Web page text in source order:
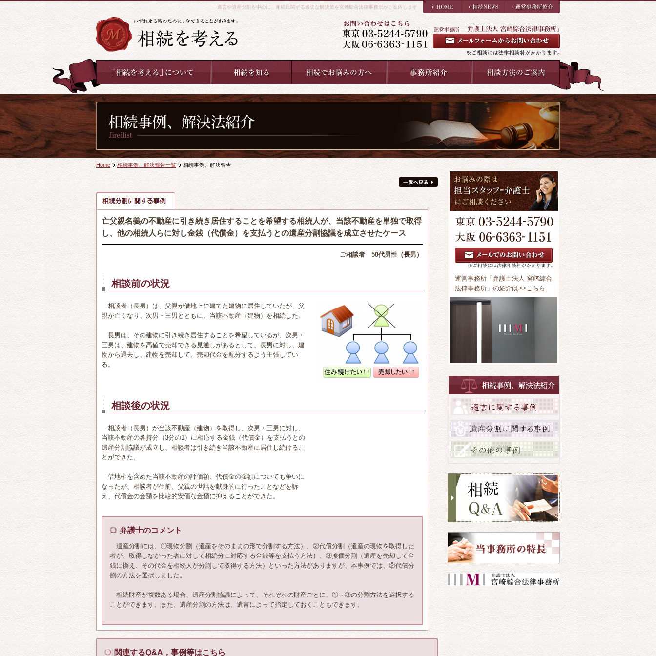
遺言や遺産分割を中心に、相続に関する適切な解決策を宮﨑綜合法律事務所がご案内します
Home 相続事例、解決報告一覧 相続事例、解決報告
亡父親名義の不動産に引き続き居住することを希望する相続人が、当該不動産を単独で取得
し、他の相続人らに対し金銭（代償金）を支払うとの遺産分割協議を成立させたケース
ご相談者 50代男性（長男）
相談前の状況
相談者（長男）は、父親が借地上に建てた建物に居住していたが、父
親が亡くなり、次男・三男とともに、当該不動産（建物）を相続した。
長男は、その建物に引き続き居住することを希望しているが、次男・
三男は、建物を高値で売却できる見通しがあるとして、長男に対し、建
物から退去し、建物を売却して、売却代金を配分するよう主張してい
る。
相談後の状況
相談者（長男）が当該不動産（建物）を取得し、次男・三男に対し、
当該不動産の各持分（3分の1）に相応する金銭（代償金）を支払うとの
遺産分割協議が成立し、相談者は引き続き当該不動産に居住し続けるこ
とができた。
借地権を含めた当該不動産の評価額、代償金の金額についても争いに
なったが、相談者が生前、父親の世話を献身的に行ったことなどを訴
え、代償金の金額を比較的安価な金額に抑えることができた。
弁護士のコメント
遺産分割には、①現物分割（遺産をそのままの形で分割する方法）、②代償分割（遺産の現物を取得した
者が、取得しなかった者に対して相続分に対応する金銭等を支払う方法）、③換価分割（遺産を売却して金
銭に換え、その代金を相続人が分割して取得する方法）といった方法がありますが、本事例では、②代償分
割の方法を選択しました。
相続財産が複数ある場合、遺産分割協議によって、それぞれの財産ごとに、①～③の分割方法を選択する
ことができます。また、遺産分割の方法は、遺言によって指定しておくこともできます。
関連するQ&A，事例等はこちら
運営事務所「弁護士法人 宮﨑綜合
法律事務所」の紹介は>>こちら